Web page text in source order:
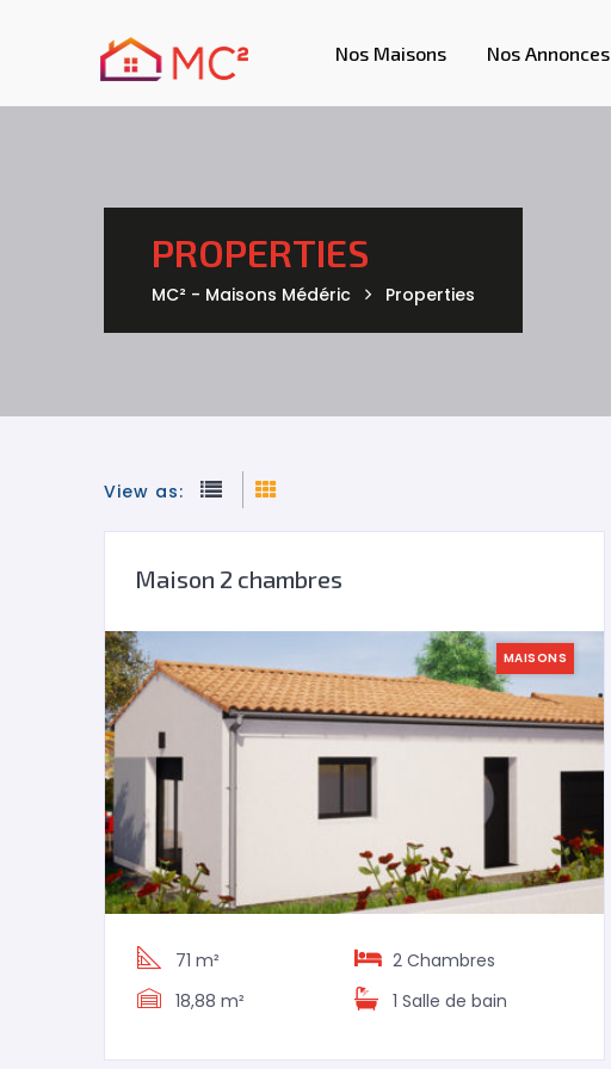
Nos Maisons Nos Annonces
PROPERTIES
MC² - Maisons Médéric Properties
View as:
Maison 2 chambres
MAISONS
71 m² 2 Chambres
18,88 m²
1 Salle de bain